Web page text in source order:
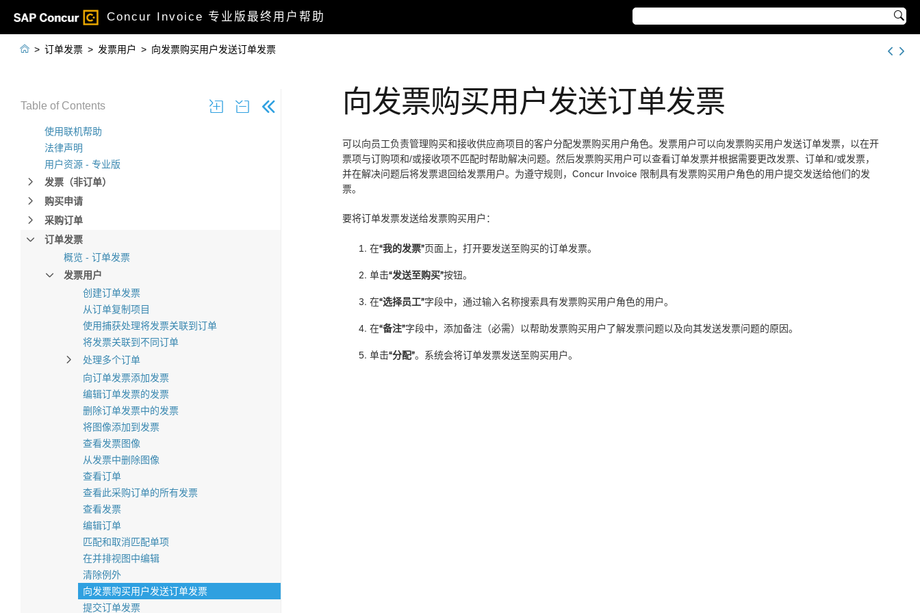
Concur Invoice 专业版最终用户帮助 
Table of Contents
使用联机帮助
法律声明
用户资源 - 专业版
发票（非订单）
购买申请
采购订单
订单发票
概览 - 订单发票
发票用户
创建订单发票
从订单复制项目
使用捕获处理将发票关联到订单
将发票关联到不同订单
处理多个订单
向订单发票添加发票
编辑订单发票的发票
删除订单发票中的发票
将图像添加到发票
查看发票图像
从发票中删除图像
查看订单
查看此采购订单的所有发票
查看发票
编辑订单
匹配和取消匹配单项
在并排视图中编辑
清除例外
向发票购买用户发送订单发票
提交订单发票
 > 订单发票 > 发票用户 > 向发票购买用户发送订单发票
向发票购买用户发送订单发票
可以向员工负责管理购买和接收供应商项目的客户分配发票购买用户角色。发票用户可以向发票购买用户发送订单发票，以在开
票项与订购项和/或接收项不匹配时帮助解决问题。然后发票购买用户可以查看订单发票并根据需要更改发票、订单和/或发票，
并在解决问题后将发票退回给发票用户。为遵守规则，Concur Invoice 限制具有发票购买用户角色的用户提交发送给他们的发
票。
要将订单发票发送给发票购买用户：
在“我的发票”页面上，打开要发送至购买的订单发票。
单击“发送至购买”按钮。
在“选择员工”字段中，通过输入名称搜索具有发票购买用户角色的用户。
在“备注”字段中，添加备注（必需）以帮助发票购买用户了解发票问题以及向其发送发票问题的原因。
单击“分配”。系统会将订单发票发送至购买用户。